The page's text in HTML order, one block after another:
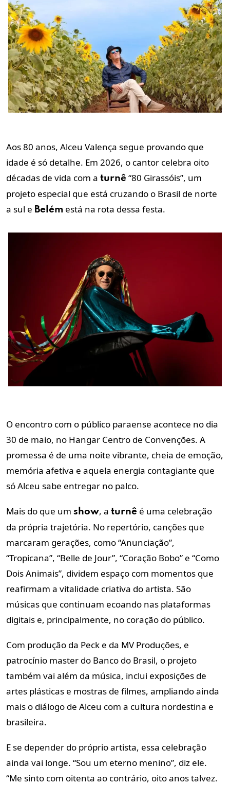
Aos 80 anos, Alceu Valença segue provando que
idade é só detalhe. Em 2026, o cantor celebra oito
décadas de vida com a turnê “80 Girassóis”, um
projeto especial que está cruzando o Brasil de norte
a sul e Belém está na rota dessa festa.
O encontro com o público paraense acontece no dia
30 de maio, no Hangar Centro de Convenções. A
promessa é de uma noite vibrante, cheia de emoção,
memória afetiva e aquela energia contagiante que
só Alceu sabe entregar no palco.
Mais do que um show, a turnê é uma celebração
da própria trajetória. No repertório, canções que
marcaram gerações, como “Anunciação”,
“Tropicana”, “Belle de Jour”, “Coração Bobo” e “Como
Dois Animais”, dividem espaço com momentos que
reafirmam a vitalidade criativa do artista. São
músicas que continuam ecoando nas plataformas
digitais e, principalmente, no coração do público.
Com produção da Peck e da MV Produções, e
patrocínio master do Banco do Brasil, o projeto
também vai além da música, inclui exposições de
artes plásticas e mostras de filmes, ampliando ainda
mais o diálogo de Alceu com a cultura nordestina e
brasileira.
E se depender do próprio artista, essa celebração
ainda vai longe. “Sou um eterno menino”, diz ele.
“Me sinto com oitenta ao contrário, oito anos talvez.